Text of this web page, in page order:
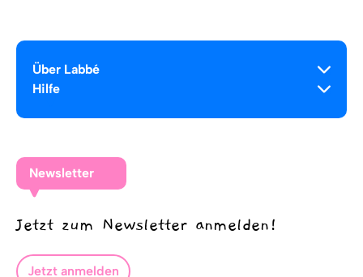
Über Labbé
Hilfe
Newsletter
Jetzt zum Newsletter anmelden!
Jetzt anmelden